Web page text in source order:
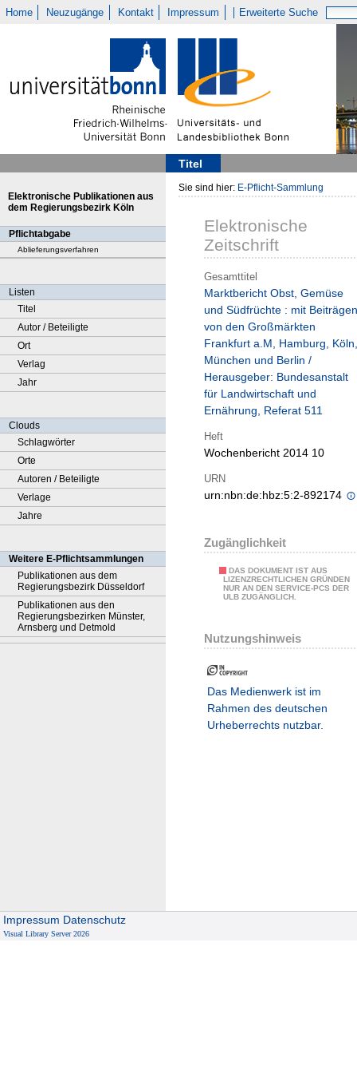
Home Neuzugänge Kontakt Impressum Erweiterte Suche
Titel
Elektronische Publikationen aus
dem Regierungsbezirk Köln
Pflichtabgabe
Ablieferungsverfahren
Listen
Titel
Autor / Beteiligte
Ort
Verlag
Jahr
Clouds
Schlagwörter
Orte
Autoren / Beteiligte
Verlage
Jahre
Weitere E-Pflichtsammlungen
Publikationen aus dem
Regierungsbezirk Düsseldorf
Publikationen aus den
Regierungsbezirken Münster,
Arnsberg und Detmold
Sie sind hier: E-Pflicht-Sammlung
Elektronische
Zeitschrift
Gesamttitel
Marktbericht Obst, Gemüse
und Südfrüchte : mit Beiträgen
von den Großmärkten
Frankfurt a.M, Hamburg, Köln,
München und Berlin /
Herausgeber: Bundesanstalt
für Landwirtschaft und
Ernährung, Referat 511
Heft
Wochenbericht 2014 10
URN
urn:nbn:de:hbz:5:2-892174
Zugänglichkeit
DAS DOKUMENT IST AUS
LIZENZRECHTLICHEN GRÜNDEN
NUR AN DEN SERVICE-PCS DER
ULB ZUGÄNGLICH.
Nutzungshinweis
Das Medienwerk ist im
Rahmen des deutschen
Urheberrechts nutzbar.
Impressum Datenschutz
Visual Library Server 2026